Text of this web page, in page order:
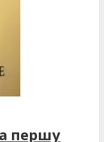
першу